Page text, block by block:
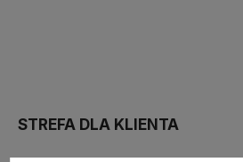
STREFA DLA KLIENTA